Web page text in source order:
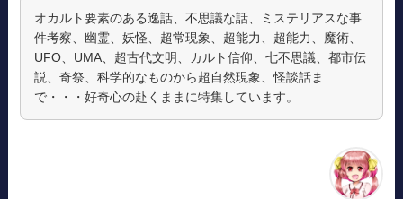
オカルト要素のある逸話、不思議な話、ミステリアスな事
件考察、幽霊、妖怪、超常現象、超能力、超能力、魔術、
UFO、UMA、超古代文明、カルト信仰、七不思議、都市伝
説、奇祭、科学的なものから超自然現象、怪談話ま
で・・・好奇心の赴くままに特集しています。